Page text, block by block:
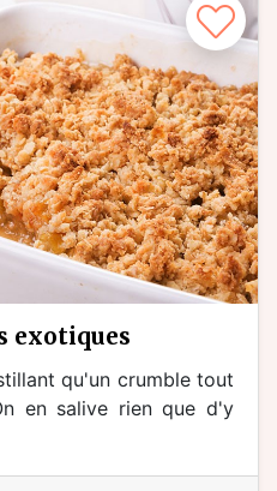
exotiques
qu'un crumble tout
en salive rien que d'y